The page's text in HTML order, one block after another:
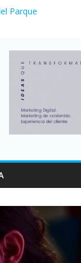
Parque
4,6 millones de